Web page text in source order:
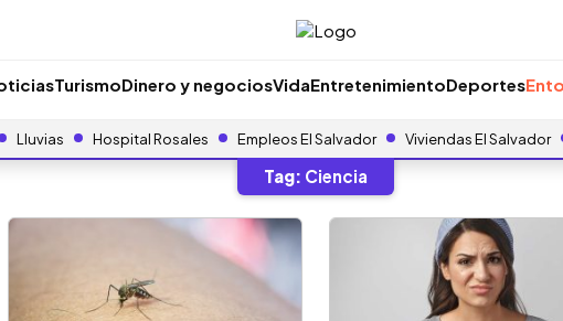
TurismoDinero y negociosVidaEntretenimientoDeportes
Lluvias Hospital Rosales Empleos El Salvador Viviendas El Salvador
Tag: Ciencia